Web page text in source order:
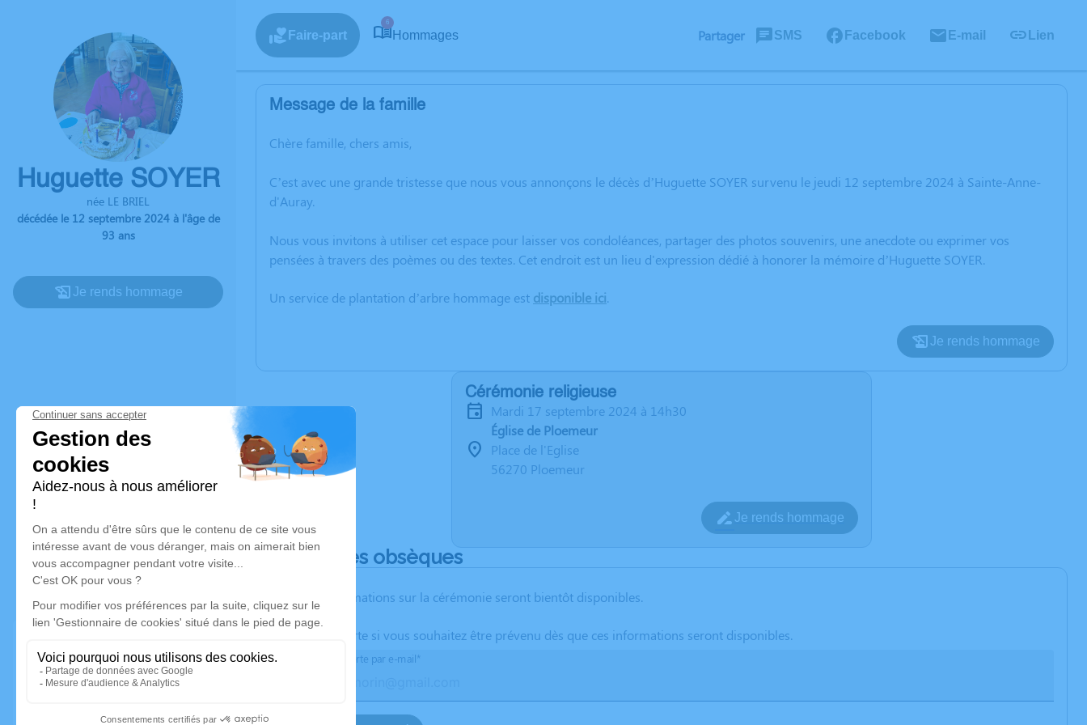
Huguette SOYER
née LE BRIEL
décédée le 12 septembre 2024 à l'âge de
93 ans
Je rends hommage
Faire-part
6
Hommages Partager SMS Facebook E-mail Lien
Message de la famille
Chère famille, chers amis,
C’est avec une grande tristesse que nous vous annonçons le décès d’Huguette SOYER survenu le jeudi 12 septembre 2024 à Sainte-Anne-
d'Auray.
Nous vous invitons à utiliser cet espace pour laisser vos condoléances, partager des photos souvenirs, une anecdote ou exprimer vos
pensées à travers des poèmes ou des textes. Cet endroit est un lieu d'expression dédié à honorer la mémoire d’Huguette SOYER.
Un service de plantation d’arbre hommage est disponible ici.
Je rends hommage
Cérémonie religieuse
mardi 17 septembre 2024 à 14h30
Église de Ploemeur
Place de l'Eglise
56270 Ploemeur
Je rends hommage
Déroulé des obsèques
Les informations sur la cérémonie seront bientôt disponibles.
Activez une alerte si vous souhaitez être prévenu dès que ces informations seront disponibles.
Recevoir une alerte par e-mail*